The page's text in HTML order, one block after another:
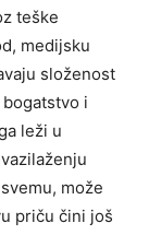
teške
medijsku
složenost
i
leži u
može
priču čini još